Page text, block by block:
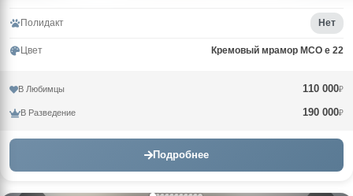
Полидакт Нет
Цвет Кремовый мрамор MCO e 22
В Любимцы 110 000₽
В Разведение 190 000₽
Подробнее